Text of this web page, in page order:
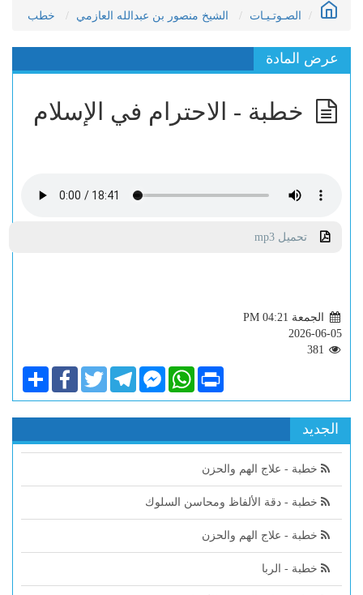
الصـوتـيـات الشيخ منصور بن عبدالله العازمي خطب
عرض المادة
خطبة - الاحترام في الإسلام
تحميل mp3
الجمعة PM 04:21
2026-06-05
ShareFacebookTwitterTelegramFacebook
Messenger
WhatsApp Print
الجديد
خطبة - علاج الهم والحزن
خطبة - دقة الألفاظ ومحاسن السلوك
خطبة - علاج الهم والحزن
خطبة - الربا